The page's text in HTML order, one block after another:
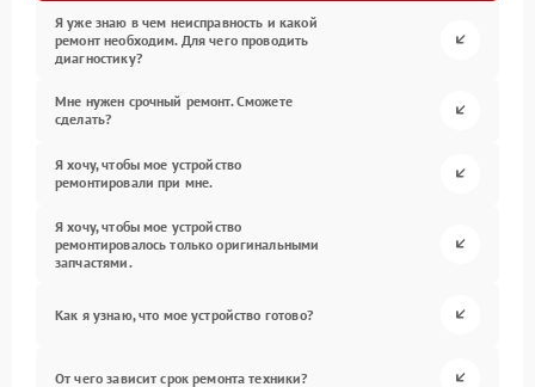
Я уже знаю в чем неисправность и какой
ремонт необходим. Для чего проводить
диагностику?
Мне нужен срочный ремонт. Сможете
сделать?
Я хочу, чтобы мое устройство
ремонтировали при мне.
Я хочу, чтобы мое устройство
ремонтировалось только оригинальными
запчастями.
Как я узнаю, что мое устройство готово?
От чего зависит срок ремонта техники?